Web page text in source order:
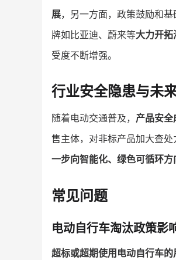
展，另一方面，政策鼓励和
牌如比亚迪、蔚来等大力开
受度不断增强。
行业安全隐患与未
随着电动交通普及， 产品安
售主体，对非标产品加大查
一步向智能化、绿色可循环方
常见问题
电动自行车淘汰政策影
超标或超期使用电动自行车的